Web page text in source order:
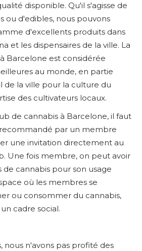
disponible. Qu'il s'agisse de
ou d'edibles, nous pouvons
d'excellents produits dans
et les dispensaires de la ville. La
Barcelone est considérée
au monde, en partie
de la ville pour la culture du
des cultivateurs locaux.
de cannabis à Barcelone, il faut
par un membre
une invitation directement au
Une fois membre, on peut avoir
de cannabis pour son usage
où les membres se
ou consommer du cannabis,
cadre social.
n'avons pas profité des